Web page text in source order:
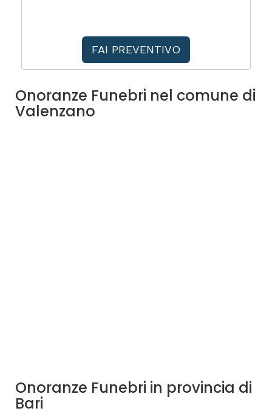
FAI PREVENTIVO
Onoranze Funebri nel comune di
Valenzano
Onoranze Funebri in provincia di
Bari